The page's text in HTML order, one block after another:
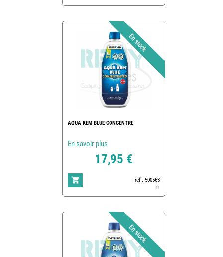
AQUA KEM BLUE CONCENTRE
En savoir plus
17,95 €
ref : 500563
11